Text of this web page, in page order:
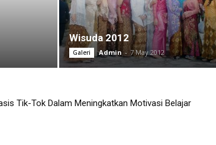
Wisuda 2012
Galeri Admin - 7 May 2012
Tik-Tok Dalam Meningkatkan Motivasi Belajar